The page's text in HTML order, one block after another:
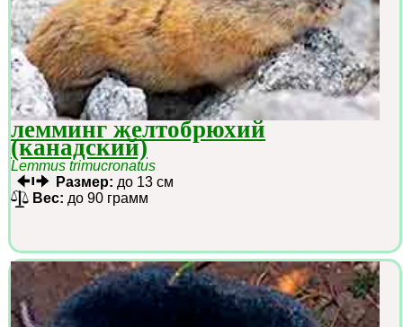
лемминг желтобрюхий
(канадский)
Lemmus trimucronatus
Размер: до 13 см
Вес: до 90 грамм